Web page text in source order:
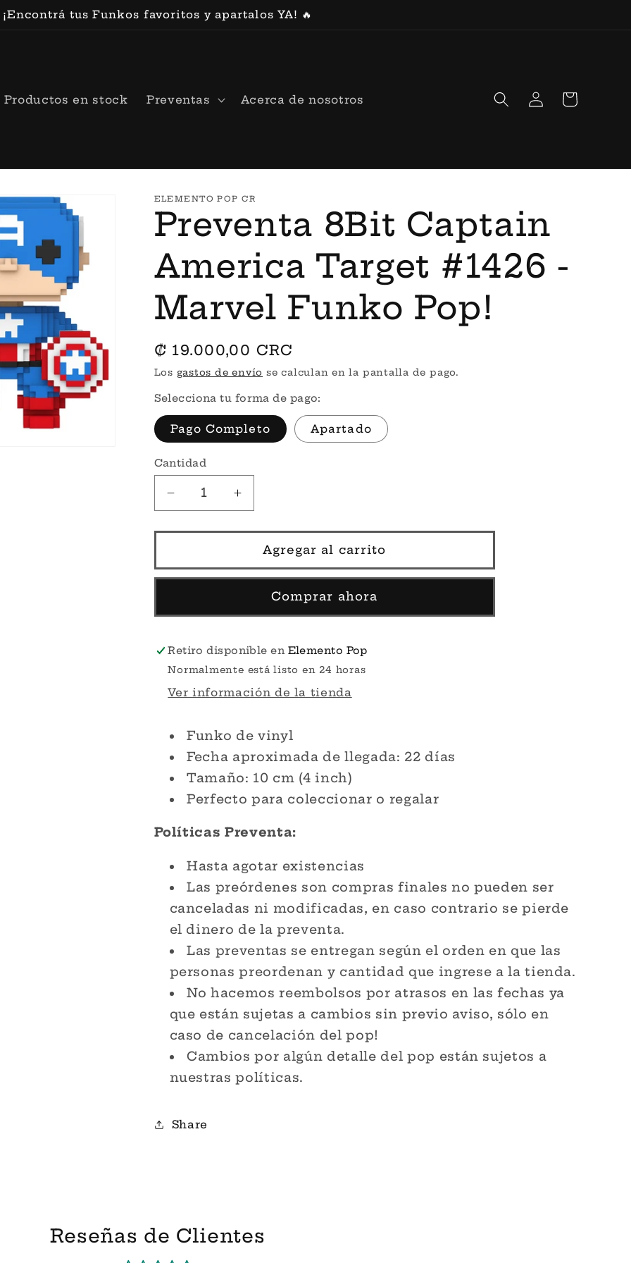
¡Encontrá tus Funkos favoritos y apartalos YA! 🔥
Productos en stock Preventas Acerca de nosotros
Iniciar
sesión
Carrito
ELEMENTO POP CR
Preventa 8Bit Captain
America Target #1426 -
Marvel Funko Pop!
Precio
habitual
₡ 19.000,00 CRC
Los gastos de envío se calculan en la pantalla de pago.
Selecciona tu forma de pago:
Pago Completo Apartado
Cantidad
Reducir
cantidad
para
8Bit
Captain
Target
-
Marvel
Funko
Pop!
Aumentar
cantidad
para
Preventa
8Bit
Captain
America
Target
-
Marvel
Funko
Pop!
Agregar al carrito
Comprar ahora
Retiro disponible en Elemento Pop
Normalmente está listo en 24 horas
Ver información de la tienda
Funko de vinyl
Fecha aproximada de llegada: 22 días
Tamaño: 10 cm (4 inch)
Perfecto para coleccionar o regalar
Políticas Preventa:
Hasta agotar existencias
Las preórdenes son compras finales no pueden ser
canceladas ni modificadas, en caso contrario se pierde
el dinero de la preventa.
Las preventas se entregan según el orden en que las
personas preordenan y cantidad que ingrese a la tienda.
No hacemos reembolsos por atrasos en las fechas ya
que están sujetas a cambios sin previo aviso, sólo en
caso de cancelación del pop!
Cambios por algún detalle del pop están sujetos a
nuestras políticas.
Share
Reseñas de Clientes